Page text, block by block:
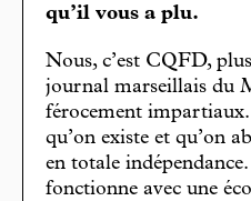
qu’il vous a plu.
Nous, c’est CQFD,
journal marseillais du
férocement
qu’on existe et qu’on
en totale indépendance.
fonctionne avec une